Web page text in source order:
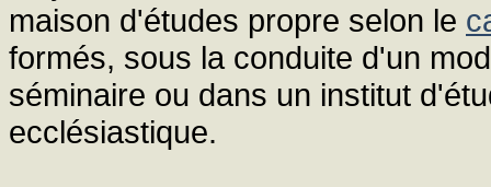
maison d'études propre selon le
formés, sous la conduite d'un
séminaire ou dans un institut
ecclésiastique.